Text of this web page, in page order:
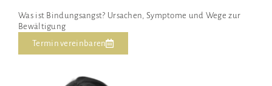
Was ist Bindungsangst? Ursachen, Symptome und Wege zur
Bewältigung
Termin vereinbaren